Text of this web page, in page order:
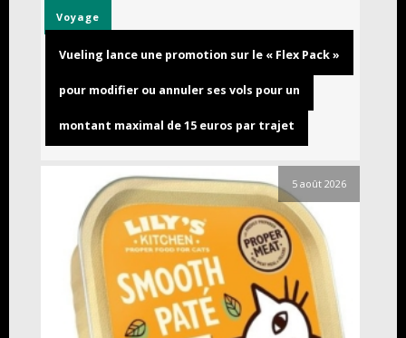
Voyage
Vueling lance une promotion sur le « Flex Pack »
pour modifier ou annuler ses vols pour un
montant maximal de 15 euros par trajet
5 août 2026